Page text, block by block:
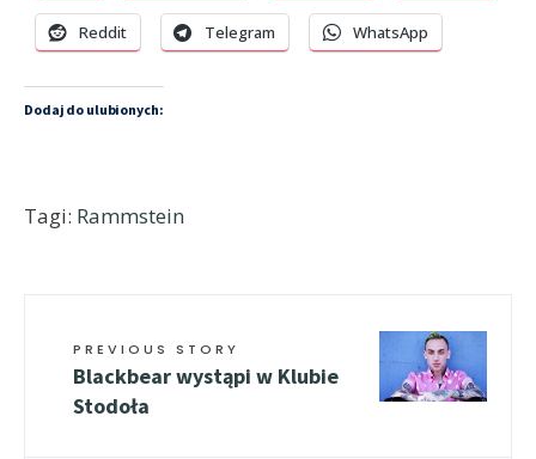
Reddit Telegram WhatsApp
Dodaj do ulubionych:
Tagi: Rammstein
PREVIOUS STORY
Blackbear wystąpi w Klubie
Stodoła